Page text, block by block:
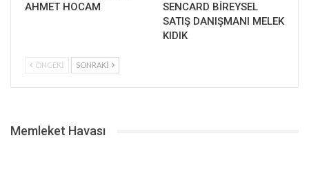
AHMET HOCAM
SENCARD BİREYSEL
SATIŞ DANIŞMANI MELEK
KIDIK
ÖNCEKI SONRAKI
Memleket Havası